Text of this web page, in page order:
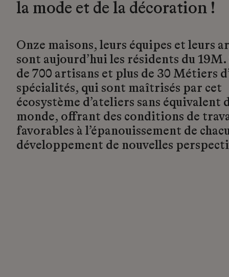
la mode et de la décoration !
Onze maisons, leurs équipes et leurs
sont aujourd’hui les résidents du
de 700 artisans et plus de 30 Métiers
spécialités, qui sont maîtrisés par cet
écosystème d’ateliers sans équivalent
monde, offrant des conditions de
favorables à l’épanouissement de
développement de nouvelles